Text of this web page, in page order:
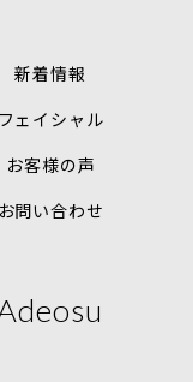
新着情報
フェイシャル
お客様の声
お問い合わせ